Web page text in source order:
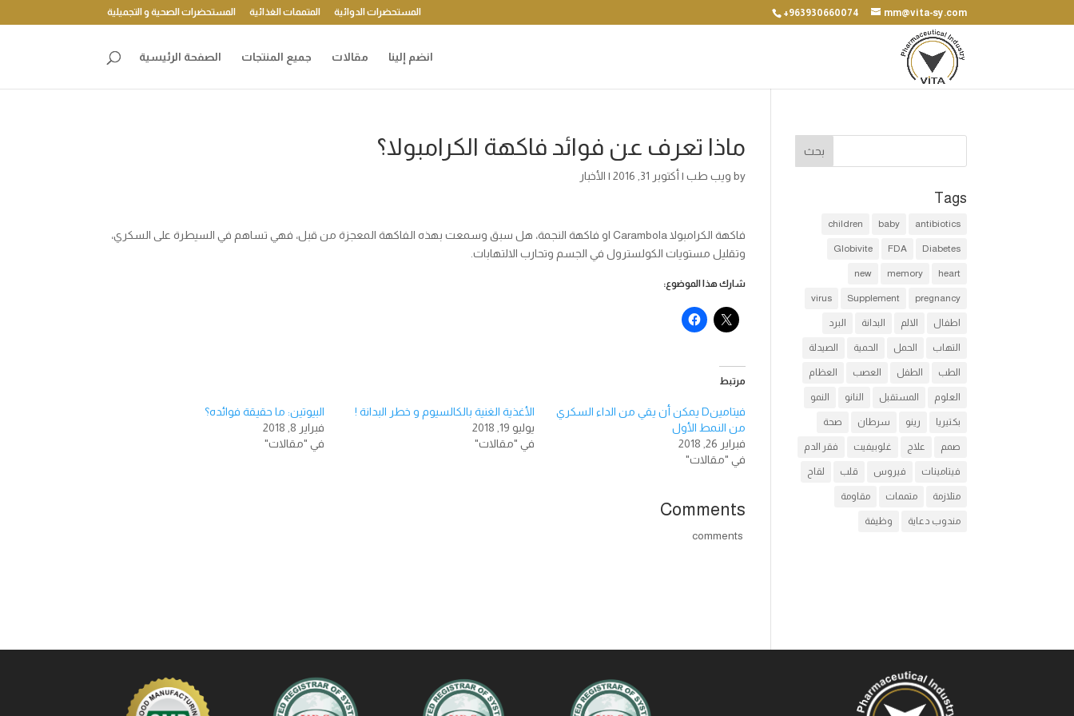
+963930660074 mm@vita-sy.com المستحضرات الدوائية المتممات الغذائية المستحضرات الصحية و التجميلية
انضم إلينا مقالات جميع المنتجات الصفحة الرئيسية
ماذا تعرف عن فوائد فاكهة الكرامبولا؟
by ويب طب | أكتوبر 31, 2016 | الأخبار
فاكهة الكرامبولا Carambola او فاكهة النجمة، هل سبق وسمعت بهذه الفاكهة المعجزة من قبل، فهي تساهم في السيطرة على السكري،
وتقليل مستويات الكولسترول في الجسم وتحارب الالتهابات.
شارك هذا الموضوع:
مرتبط
فيتامينD يمكن أن يقي من الداء السكري
من النمط الأول
فبراير 26, 2018
في "مقالات"
الأغذية الغنية بالكالسيوم و خطر البدانة !
يوليو 19, 2018
في "مقالات"
البيوتين: ما حقيقة فوائده؟
فبراير 8, 2018
في "مقالات"
Comments
Tags
antibiotics
baby
children
Diabetes
FDA
Globivite
heart
memory
new
pregnancy
Supplement
virus
اطفال الالم البدانة البرد
التهاب الحمل الحمية الصيدلة
الطب الطفل العصب العظام
العلوم المستقبل النانو النمو
بكتيريا رينو سرطان صحة
صمم علاج غلوبيفيت فقر الدم
فيتامينات فيروس قلب لقاح
متلازمة متممات مقاومة
مندوب دعاية وظيفة